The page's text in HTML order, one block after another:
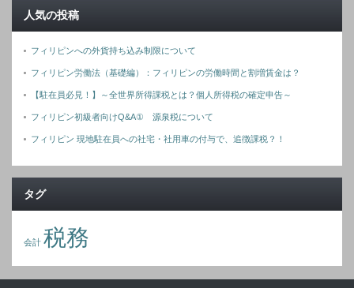
人気の投稿
フィリピンへの外貨持ち込み制限について
フィリピン労働法（基礎編）：フィリピンの労働時間と割増賃金は？
【駐在員必見！】～全世界所得課税とは？個人所得税の確定申告～
フィリピン初級者向けQ&A① 源泉税について
フィリピン 現地駐在員への社宅・社用車の付与で、追徴課税？！
タグ
会計 税務